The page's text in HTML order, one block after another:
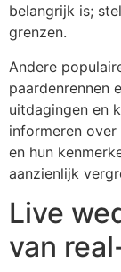
belangrijk is;
grenzen.
Andere
paardenrennen
uitdagingen en
informeren
en hun
aanzienlijk
Live
van